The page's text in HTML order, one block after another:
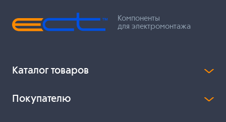
Компоненты
для электромонтажа
Каталог товаров
Покупателю